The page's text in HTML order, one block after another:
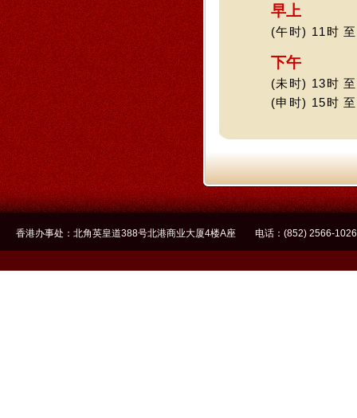
早上
(午时) 11时
下午
(未时) 13时
(申时) 15时
香港办事处：北角英皇道388号北港商业大厦4楼A座 电话：(852)